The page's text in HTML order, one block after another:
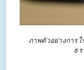
ภาพตัวอย่างการ
ธ